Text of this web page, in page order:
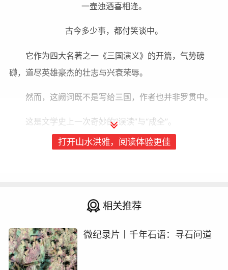
一壶浊酒喜相逢。
古今多少事，都付笑谈中。
它作为四大名著之一《三国演义》的开篇，气势磅
礴，道尽英雄豪杰的壮志与兴衰荣辱。
然而，这阙词既不是写给三国，作者也并非罗贯中。
这是文学史上一次奇妙的“误读”与“成全”。
打开山水洪雅，阅读体验更佳
相关推荐
微纪录片丨千年石语：寻石问道